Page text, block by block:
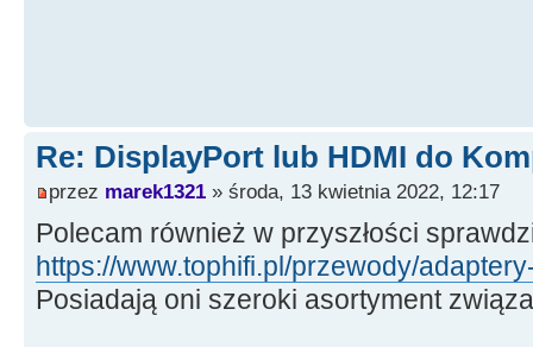
Re: DisplayPort lub HDMI do
przez marek1321 » środa, 13 kwietnia 2022, 12:17
Polecam również w przyszłości
https://www.tophifi.pl/przewody/
Posiadają oni szeroki asortyment